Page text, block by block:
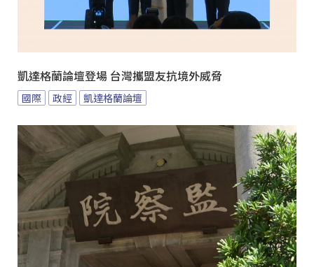
凱達格蘭論壇登場 台灣攜盟友抗境外威脅
國際 政經 凱達格蘭論壇